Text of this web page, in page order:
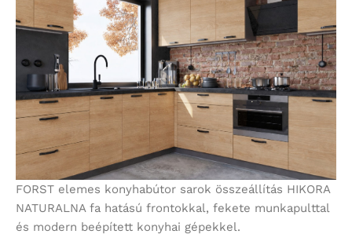
FORST elemes konyhabútor sarok összeállítás HIKORA
NATURALNA fa hatású frontokkal, fekete munkapulttal
és modern beépített konyhai gépekkel.